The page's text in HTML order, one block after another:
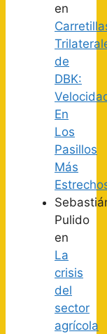
en
de
DBK:
En
Los
Pasillos
Más
Pulido
en
La
crisis
del
sector
agrícola